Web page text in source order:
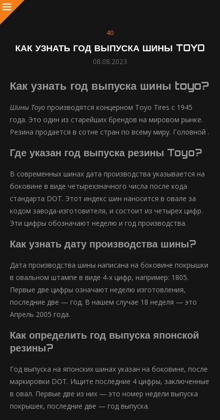
40
КАК УЗНАТЬ ГОД ВЫПУСКА ШИНЫ TOYO
08.08.2023
Как узнать год выпуска шины toyo?
Шины Toyo производятся концерном Toyo Tires с 1945
года. Это один из старейших брендов на мировом рынке.
Резина продается в сотне стран по всему миру. Головной .
Где указан год выпуска резины Toyo?
В современных шинах дата производства указывается на
боковине в виде четырехзначного числа после кода
стандарта DOT. Этот индекс шин наносится в овале за
кодом завода-изготовителя, и состоит из четырех цифр.
Эти цифры обозначают неделю и год производства.
Как узнать дату производства шины?
Дата производства шины написана на боковине покрышки
в овальном штампе в виде 4-х цифр, например: 1805.
Первые две цифры означают неделю изготовления,
последние две — год. В нашем случае 18 неделя — это
Апрель 2005 года.
Как определить год выпуска японской
резины?
Год выпуска на японских шинах указан на боковине, после
маркировки DOT. Ищите последние 4 цифры, заключенные
в овал. Первые две из них — это номер недели выпуска
покрышек, последние две — год выпуска.